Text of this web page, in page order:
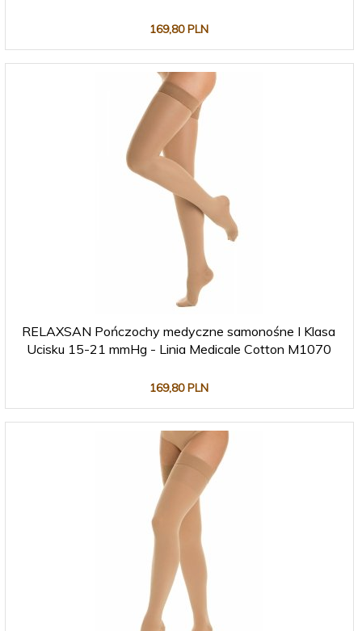
169,80 PLN
RELAXSAN Pończochy medyczne samonośne I Klasa
Ucisku 15-21 mmHg - Linia Medicale Cotton M1070
169,80 PLN